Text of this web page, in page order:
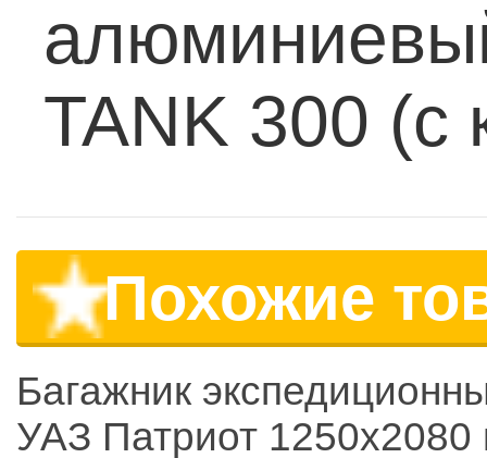
TANK 300 (с
Похожие
Багажник
УАЗ Патриот